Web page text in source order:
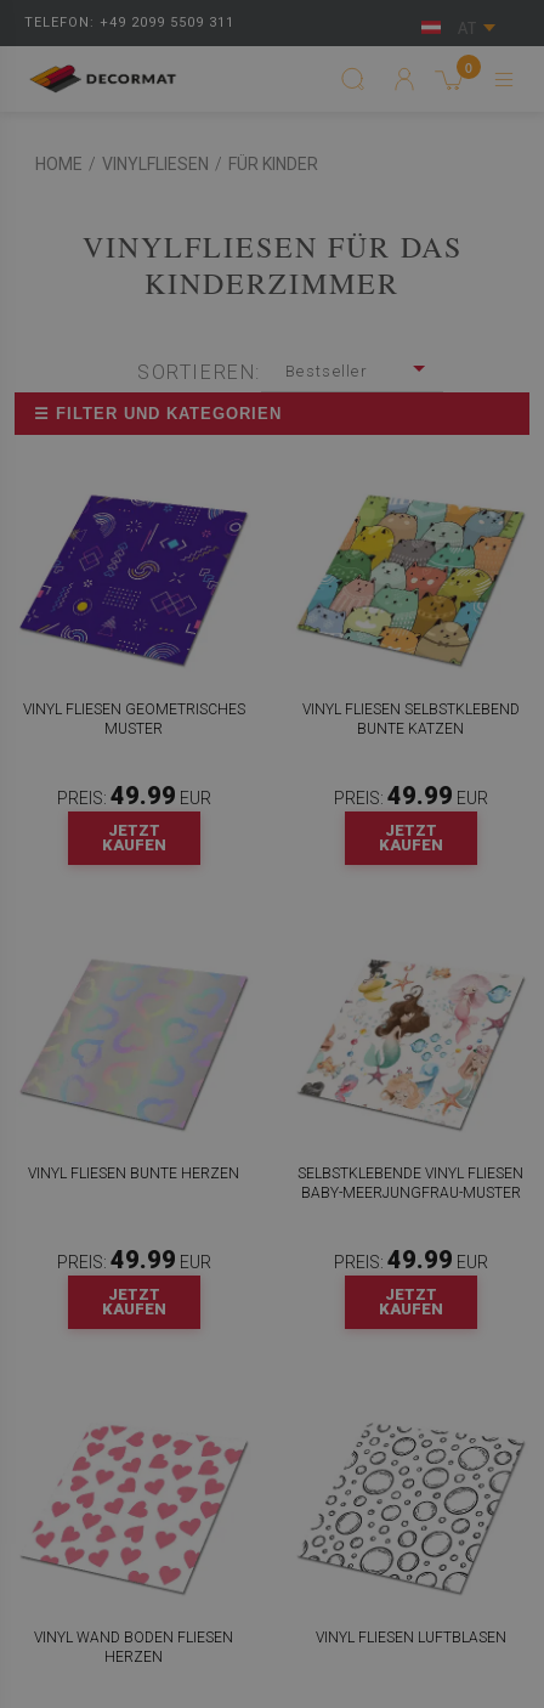
TELEFON: +49 2099 5509 311 AT
0
HOME / VINYLFLIESEN / FÜR KINDER
VINYLFLIESEN FÜR DAS
KINDERZIMMER
SORTIEREN: Bestseller
☰ FILTER UND KATEGORIEN
VINYL FLIESEN GEOMETRISCHES
MUSTER
PREIS: 49.99 EUR
JETZT
KAUFEN
VINYL FLIESEN SELBSTKLEBEND
BUNTE KATZEN
PREIS: 49.99 EUR
JETZT
KAUFEN
VINYL FLIESEN BUNTE HERZEN
PREIS: 49.99 EUR
JETZT
KAUFEN
SELBSTKLEBENDE VINYL FLIESEN
BABY-MEERJUNGFRAU-MUSTER
PREIS: 49.99 EUR
JETZT
KAUFEN
VINYL WAND BODEN FLIESEN
HERZEN
VINYL FLIESEN LUFTBLASEN